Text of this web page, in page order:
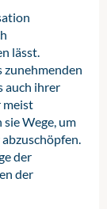
lässt.
auch ihrer
meist
Wege, um
der
der